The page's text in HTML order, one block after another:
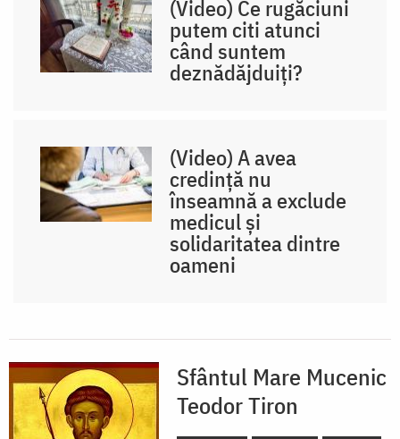
(Video) Ce rugăciuni
putem citi atunci
când suntem
deznădăjduiți?
(Video) A avea
credință nu
înseamnă a exclude
medicul și
solidaritatea dintre
oameni
Sfântul Mare Mucenic
Teodor Tiron